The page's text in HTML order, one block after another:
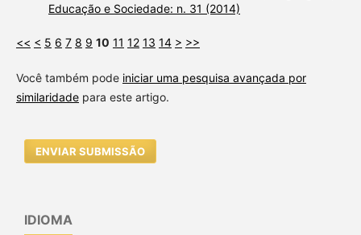
Educação e Sociedade: n. 31 (2014)
<< < 5 6 7 8 9 10 11 12 13 14 > >>
Você também pode iniciar uma pesquisa avançada por
similaridadepara este artigo.
ENVIAR SUBMISSÃO
IDIOMA